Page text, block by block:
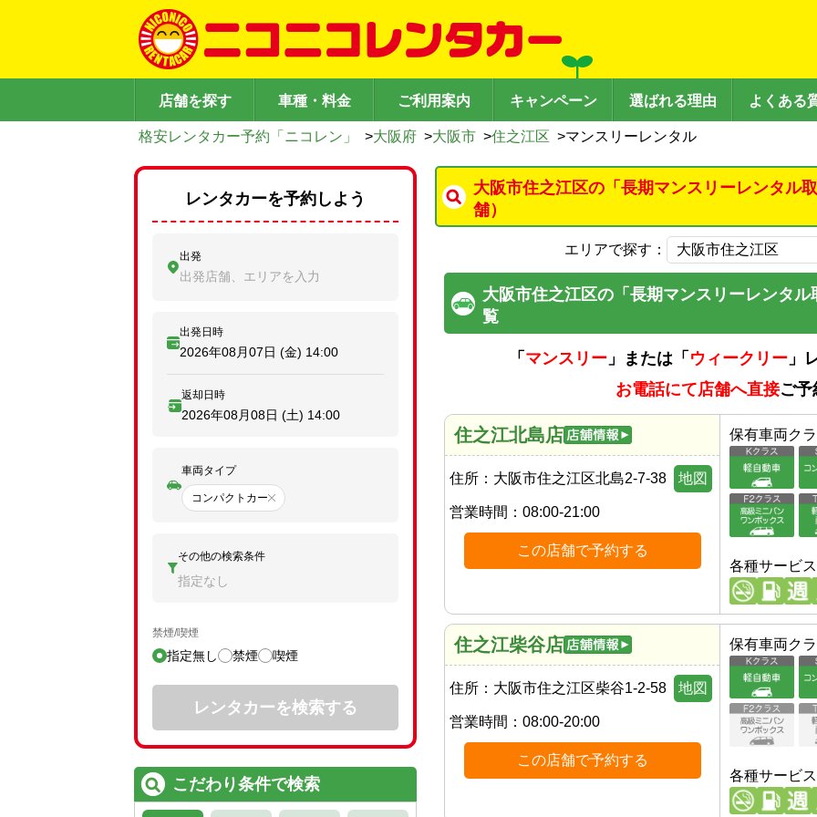
店舗を探す 車種・料金 ご利用案内 キャンペーン 選ばれる理由 よくある
格安レンタカー予約「ニコレン」 >大阪府 >大阪市 >住之江区 >マンスリーレンタル
大阪市住之江区の「長期マンスリーレンタル
舗）
エリアで探す：
大阪市住之江区の「長期マンスリーレンタ
覧
「 マンスリー 」または「 ウィークリー 」
お電話にて店舗へ直接ご予
住之江北島店
住所： 大阪市住之江区北島2-7-38 地図
営業時間： 08:00-21:00
この店舗で予約する
保有車両ク
各種サービス
住之江柴谷店
住所： 大阪市住之江区柴谷1-2-58 地図
営業時間： 08:00-20:00
この店舗で予約する
保有車両ク
各種サービス
レンタカーを予約しよう
出発
出発店舗、エリアを入力
出発日時
2026年08月07日 (金) 14:00
返却日時
2026年08月08日 (土) 14:00
車両タイプ
コンパクトカー
その他の検索条件
指定なし
禁煙/喫煙
指定無し 禁煙 喫煙
レンタカーを検索する
こだわり条件で検索